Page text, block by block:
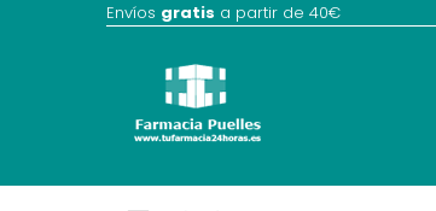
Envíos gratis a partir de 40€